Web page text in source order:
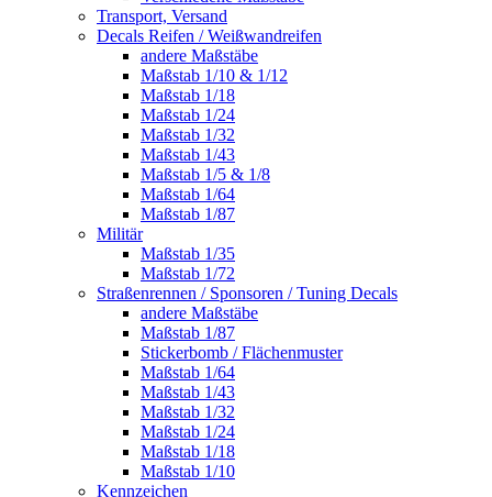
Transport, Versand
Decals Reifen / Weißwandreifen
andere Maßstäbe
Maßstab 1/10 & 1/12
Maßstab 1/18
Maßstab 1/24
Maßstab 1/32
Maßstab 1/43
Maßstab 1/5 & 1/8
Maßstab 1/64
Maßstab 1/87
Militär
Maßstab 1/35
Maßstab 1/72
Straßenrennen / Sponsoren / Tuning Decals
andere Maßstäbe
Maßstab 1/87
Stickerbomb / Flächenmuster
Maßstab 1/64
Maßstab 1/43
Maßstab 1/32
Maßstab 1/24
Maßstab 1/18
Maßstab 1/10
Kennzeichen